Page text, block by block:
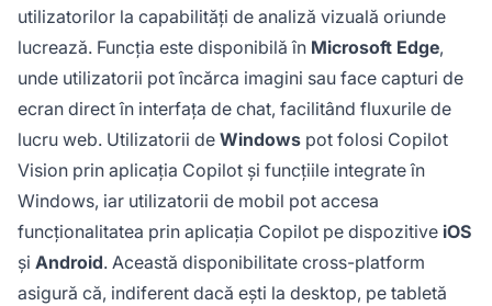
utilizatorilor la capabilități de analiză vizuală oriunde
lucrează. Funcția este disponibilă în Microsoft Edge,
unde utilizatorii pot încărca imagini sau face capturi de
ecran direct în interfața de chat, facilitând fluxurile de
lucru web. Utilizatorii de Windows pot folosi Copilot
Vision prin aplicația Copilot și funcțiile integrate în
Windows, iar utilizatorii de mobil pot accesa
funcționalitatea prin aplicația Copilot pe dispozitive iOS
și Android. Această disponibilitate cross-platform
asigură că, indiferent dacă ești la desktop, pe tabletă